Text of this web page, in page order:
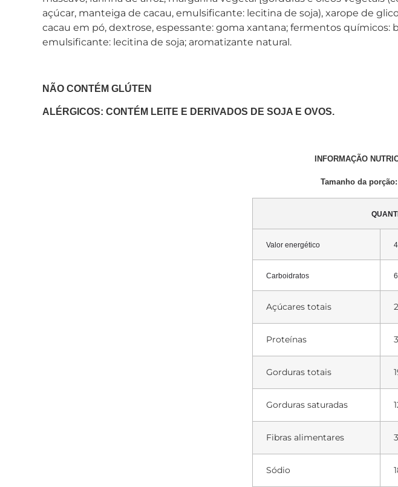
açúcar, manteiga de cacau, emulsificante: lecitina de soja), xarope de
cacau em pó, dextrose, espessante: goma xantana; fermentos químicos:
emulsificante: lecitina de soja; aromatizante natural.
NÃO CONTÉM GLÚTEN
ALÉRGICOS: CONTÉM LEITE E DERIVADOS DE SOJA E OVOS.
INFORMAÇÃO
Tamanho da porção:
Valor energético
Carboidratos
Açúcares totais
Proteínas
Gorduras totais
Gorduras saturadas
Fibras alimentares
Sódio